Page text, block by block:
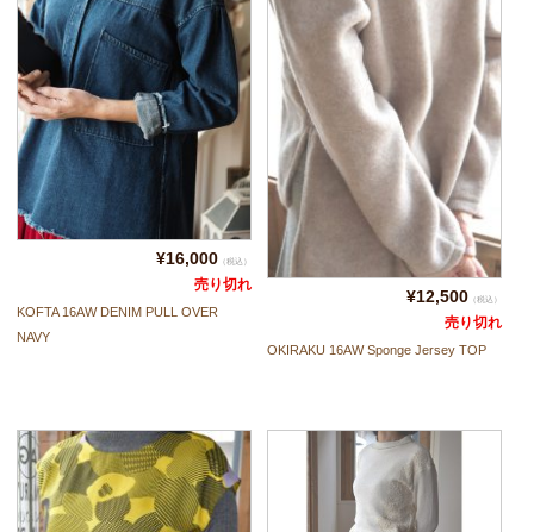
¥16,000 （税込）
売り切れ
KOFTA 16AW DENIM PULL OVER
NAVY
¥12,500（税込）
売り切れ
OKIRAKU 16AW Sponge Jersey TOP